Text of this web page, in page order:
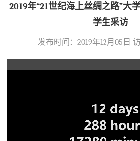
2019年“21世纪海上丝绸之路”大
学生采访
发布时间：2019年12月05日